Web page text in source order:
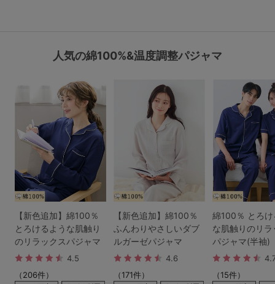
人気の綿100%&温度調整パジャマ
【新色追加】綿100％
とろけるような肌触り
のリラックスパジャマ
4.5
（206件）
【新色追加】綿100％
ふんわりやさしいダブ
ルガーゼパジャマ
4.6
（171件）
綿100％ とろ
な肌触りのリ
パジャマ(半袖)
（15件）